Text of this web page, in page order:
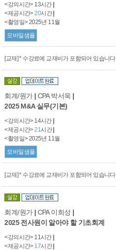
<강의시간> 13시간
<제공시간>20시간
<촬영일> 2025년 11월
모바일샘플
[교재] * 수강료에 교재비가 포함되어 있습니다.
회계/원가 | CPA 박서욱 |
2025 M&A 실무(기본)
<강의시간> 14시간
<제공시간>21시간
<촬영일> 2025년 11월
모바일샘플
[교재] * 수강료에 교재비가 포함되어 있습니다.
회계/원가 | CPA 이희성 |
2025 전사원이 알아야 할 기초회계
<강의시간> 11시간
<제공시간> 17시간